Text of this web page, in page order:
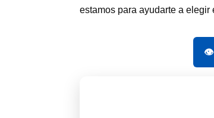
estamos para ayudarte a
👁